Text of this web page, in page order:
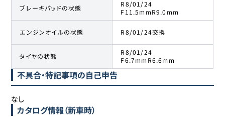
ブレーキパッドの状態
R8/01/24
F11.5mmR9.0mm
エンジンオイルの状態 R8/01/24交換
タイヤの状態
R8/01/24
F6.7mmR6.6mm
不具合・特記事項の自己申告
なし
カタログ情報（新車時）